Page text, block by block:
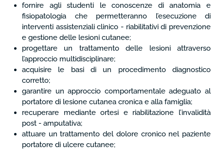
fornire agli studenti le conoscenze di anatomia e
fisiopatologia che permetteranno l’esecuzione di
interventi assistenziali clinico - riabilitativi di prevenzione
e gestione delle lesioni cutanee;
progettare un trattamento delle lesioni attraverso
l’approccio multidisciplinare;
acquisire le basi di un procedimento diagnostico
corretto;
garantire un approccio comportamentale adeguato al
portatore di lesione cutanea cronica e alla famiglia;
recuperare mediante ortesi e riabilitazione l’invalidità
post - amputativa;
attuare un trattamento del dolore cronico nel paziente
portatore di ulcere cutanee;